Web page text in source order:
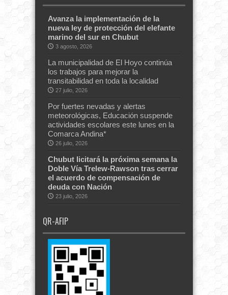
Avanza la implementación de la
nueva ley de protección del elefante
marino del sur en Chubut
3 agosto, 2026
La municipalidad de El Hoyo continúa
los trabajos para mejorar la
transitabilidad en toda la localidad
27 julio, 2026
Por fuertes nevadas y alertas
meteorológicas, Educación suspende
actividades escolares este lunes en la
Comarca Andina*
26 julio, 2026
Chubut licitará la próxima semana la
Doble Vía Trelew-Rawson tras cerrar
el acuerdo de compensación de
deuda con Nación
23 julio, 2026
QR-AFIP